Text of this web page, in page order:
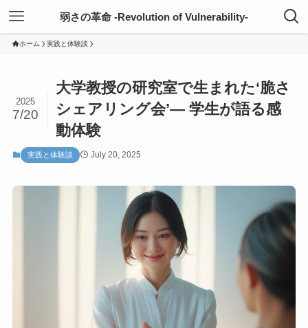
弱さの革命 -Revolution of Vulnerability-
ホーム 実践と体験談
大学教授の研究室で生まれた‘脆さ
シェアリング会’— 学生が語る感
動体験
2025
7/20
実践と体験談 July 20, 2025